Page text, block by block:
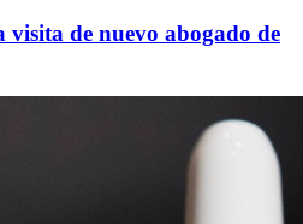
de nuevo abogado de